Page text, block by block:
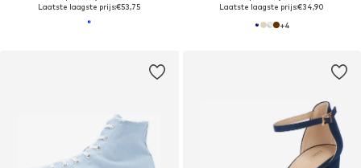
Laatste laagste prijs:€53,75
Laatste laagste prijs:€34,90
+4